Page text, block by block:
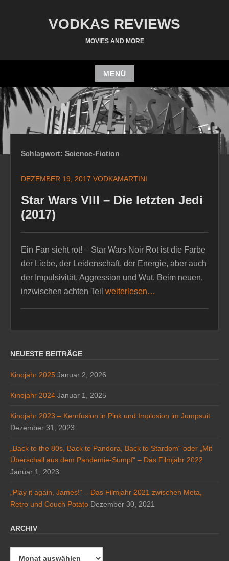
VODKAS REVIEWS
MOVIES AND MORE
MENÜ
Zum
Inhalt
springen
Schlagwort: Science-Fiction
DEZEMBER 19, 2017 VODKAMARTINI
Star Wars VIII – Die letzten Jedi
(2017)
Ein Fan sieht rot! – Star Wars Noir Rot ist die Farbe
der Liebe, der Leidenschaft, der Energie, aber auch
der Impulsivität, Aggression und Wut. Beim neuen,
inzwischen achten Teil weiterlesen…
NEUESTE BEITRÄGE
Kinojahr 2025 Januar 2, 2026
Kinojahr 2024 Januar 1, 2025
Kinojahr 2023 – Kernfusion in Pink und Implosion im Jumpsuit
Dezember 31, 2023
„Back to the 80s, Back to Pandora, Back to Stardom“ oder „Mit
Überschall aus dem Pandemie-Sumpf“ – Das Filmjahr 2022
Januar 1, 2023
„Play it again, James!“ – Das Filmjahr 2021 zwischen Meta,
Retro und Couch Potato Dezember 30, 2021
ARCHIV
Archiv